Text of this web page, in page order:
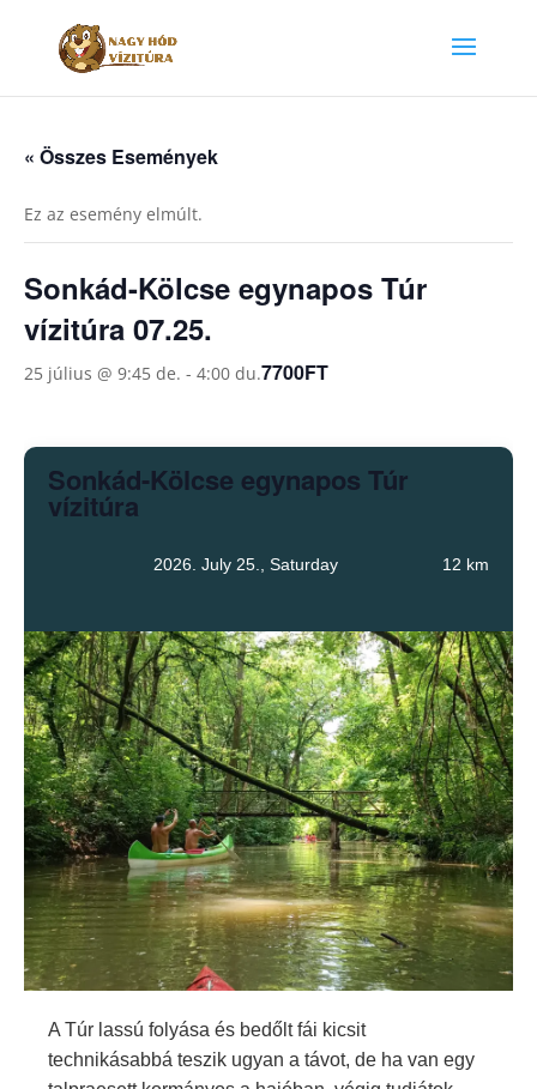
« Összes Események
Ez az esemény elmúlt.
Sonkád-Kölcse egynapos Túr
vízitúra 07.25.
25 július @ 9:45 de. - 4:00 du.7700FT
Sonkád-Kölcse egynapos Túr
vízitúra
2026. July 25., Saturday 12 km
A Túr lassú folyása és bedőlt fái kicsit
technikásabbá teszik ugyan a távot, de ha van egy